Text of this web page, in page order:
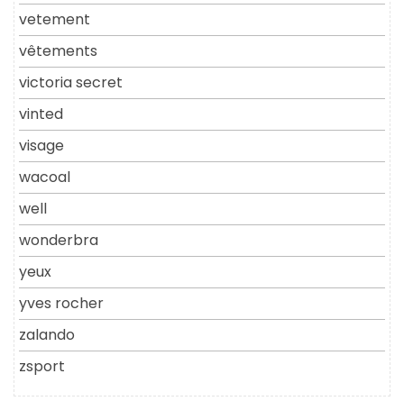
vetement
vêtements
victoria secret
vinted
visage
wacoal
well
wonderbra
yeux
yves rocher
zalando
zsport